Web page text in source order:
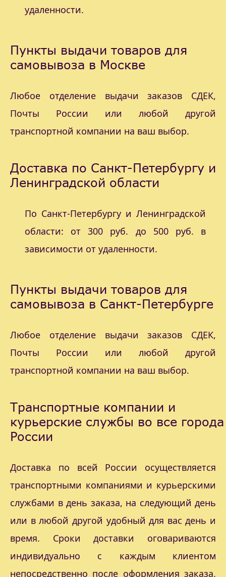
удаленности.
Пункты выдачи товаров для
самовывоза в Москве
Любое отделение выдачи заказов СДЕК,
Почты России или любой другой
транспортной компании на ваш выбор.
Доставка по Санкт-Петербургу и
Ленинградской области
По Санкт-Петербургу и Ленинградской
области: от 300 руб. до 500 руб. в
зависимости от удаленности.
Пункты выдачи товаров для
самовывоза в Санкт-Петербурге
Любое отделение выдачи заказов СДЕК,
Почты России или любой другой
транспортной компании на ваш выбор.
Транспортные компании и
курьерские службы во все города
России
Доставка по всей России осуществляется
транспортными компаниями и курьерскими
службами в день заказа, на следующий день
или в любой другой удобный для вас день и
время. Сроки доставки оговариваются
индивидуально с каждым клиентом
непосредственно после оформления заказа.